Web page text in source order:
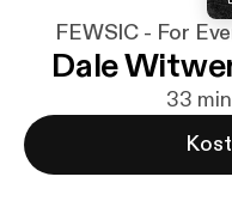
FEWSIC - For
Dale
33 min